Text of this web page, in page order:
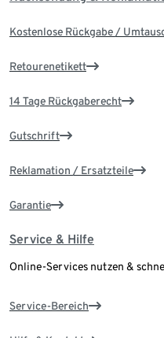
Kostenlose Rückgabe /
Retourenetikett
14 Tage Rückgaberecht
Gutschrift
Reklamation / Ersatzteile
Garantie
Service & Hilfe
Online-Services nutzen &
Service-Bereich